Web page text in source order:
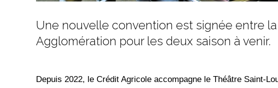
Une nouvelle convention est signée entre
Agglomération pour les deux saison à venir.
Depuis 2022, le Crédit Agricole accompagne le Théâtre Saint-